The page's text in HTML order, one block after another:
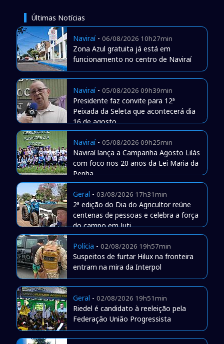
Últimas Notícias
Naviraí- 06/08/2026 10h27min
Zona Azul gratuita já está em
funcionamento no centro de Naviraí
Naviraí- 05/08/2026 09h39min
Presidente faz convite para 12ª
Peixada da Seleta que acontecerá dia
16 de agosto
Naviraí- 05/08/2026 09h25min
Naviraí lança a Campanha Agosto Lilás
com foco nos 20 anos da Lei Maria da
Penha
Geral - 03/08/2026 17h31min
2ª edição do Dia do Agricultor reúne
centenas de pessoas e celebra a força
do campo em Juti
Polícia - 02/08/2026 19h57min
Suspeitos de furtar Hilux na fronteira
entram na mira da Interpol
Geral - 02/08/2026 19h51min
Riedel é candidato à reeleição pela
Federação União Progressista